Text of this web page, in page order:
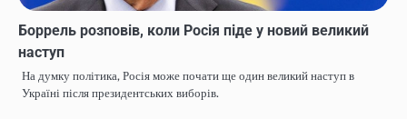
Боррель розповів, коли Росія піде у новий великий
наступ
На думку політика, Росія може почати ще один великий наступ в
Україні після президентських виборів.